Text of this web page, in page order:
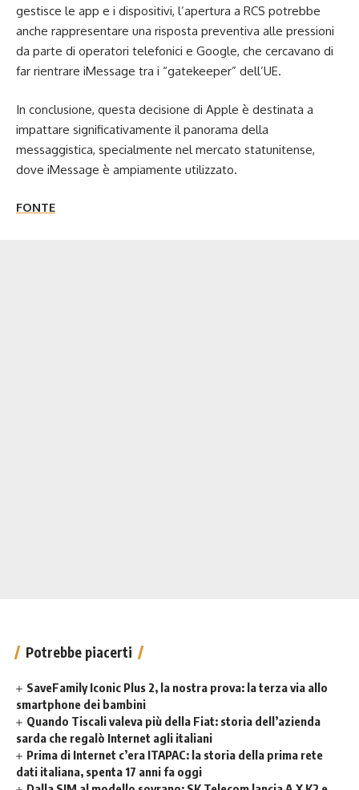
gestisce le app e i dispositivi, l’apertura a RCS potrebbe
anche rappresentare una risposta preventiva alle pressioni
da parte di operatori telefonici e Google, che cercavano di
far rientrare iMessage tra i “gatekeeper” dell’UE.
In conclusione, questa decisione di Apple è destinata a
impattare significativamente il panorama della
messaggistica, specialmente nel mercato statunitense,
dove iMessage è ampiamente utilizzato.
FONTE
Potrebbe piacerti
SaveFamily Iconic Plus 2, la nostra prova: la terza via allo
smartphone dei bambini
Quando Tiscali valeva più della Fiat: storia dell’azienda
sarda che regalò Internet agli italiani
Prima di Internet c’era ITAPAC: la storia della prima rete
dati italiana, spenta 17 anni fa oggi